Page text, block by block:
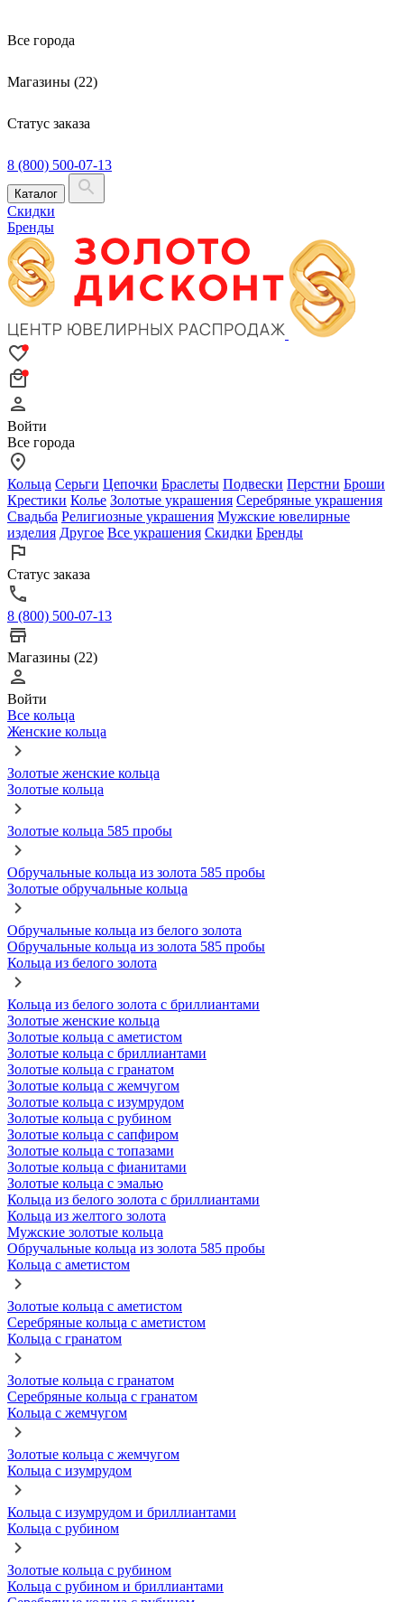
Все города
Магазины (22)
Статус заказа
8 (800) 500-07-13
Каталог
Скидки
Бренды
Войти
Все города
Кольца Серьги Цепочки Браслеты Подвески Перстни Броши
Крестики Колье Золотые украшения Серебряные украшения
Свадьба Религиозные украшения Мужские ювелирные
изделия Другое Все украшения Скидки Бренды
Статус заказа
8 (800) 500-07-13
Магазины (22)
Войти
Все кольца
Женские кольца
Золотые женские кольца
Золотые кольца
Золотые кольца 585 пробы
Обручальные кольца из золота 585 пробы
Золотые обручальные кольца
Обручальные кольца из белого золота
Обручальные кольца из золота 585 пробы
Кольца из белого золота
Кольца из белого золота с бриллиантами
Золотые женские кольца
Золотые кольца с аметистом
Золотые кольца с бриллиантами
Золотые кольца с гранатом
Золотые кольца с жемчугом
Золотые кольца с изумрудом
Золотые кольца с рубином
Золотые кольца с сапфиром
Золотые кольца с топазами
Золотые кольца с фианитами
Золотые кольца с эмалью
Кольца из белого золота с бриллиантами
Кольца из желтого золота
Мужские золотые кольца
Обручальные кольца из золота 585 пробы
Кольца с аметистом
Золотые кольца с аметистом
Серебряные кольца с аметистом
Кольца с гранатом
Золотые кольца с гранатом
Серебряные кольца с гранатом
Кольца с жемчугом
Золотые кольца с жемчугом
Кольца с изумрудом
Кольца с изумрудом и бриллиантами
Кольца с рубином
Золотые кольца с рубином
Кольца с рубином и бриллиантами